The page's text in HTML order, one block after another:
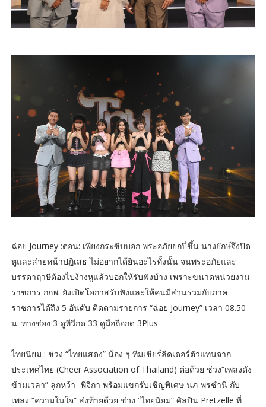
ฉ่อย Journey :​ตอน: เพียงกระซิบบอก พระอภัยยกปี่ขึ้น นางยักษ์จึงปิด
หูและส่ายหน้าปฏิเสธ ไม่อยากได้ยินอะไรทั้งนั้น จนพระอภัยและ
บรรดาฤาษีต้องไปง้างหูแล้วบอกให้รับฟังบ้าง เพราะขนาดหน่วยงาน
ราชการ กกพ. ยังเปิดโอกาสรับฟังและให้คนมีส่วนร่วมกับภาค
ราชการได้ถึง 5 อันดับ ติดตามรายการ “ฉ่อย Journey” เวลา 08.50
น. ทางช่อง 3 ดูทีวีกด 33 ดูมือถือกด 3Plus
ไทยนิยม : ​ช่วง “ไทยแสดง” น้อง ๆ ทีมเชียร์ลีดเดอร์ตัวแทนจาก
ประเทศไทย (Cheer Association of Thailand) ต่อด้วย ช่วง“เพลงดัง
ข้ามเวลา” ลูกหว้า- พิจิกา พร้อมแขกรับเชิญพิเศษ นภ-พรชำนิ กับ
เพลง “ความในใจ” ส่งท้ายด้วย ช่วง “ไทยนิยม” ศิลปิน Pretzelle ที่